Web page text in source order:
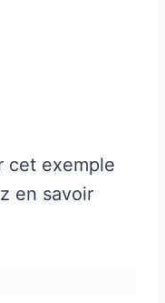
cet exemple
en savoir